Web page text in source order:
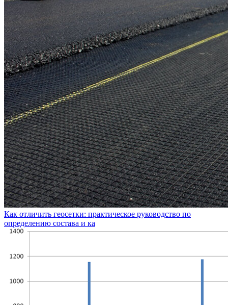
Как отличить геосетки: практическое руководство по
определению состава и ка